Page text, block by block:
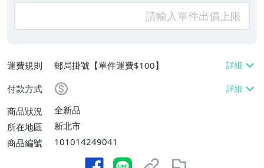
運費規則
郵局掛號【單件運費$100】
付款方式
商品狀況
全新品
所在地區
新北市
商品編號
101014249041